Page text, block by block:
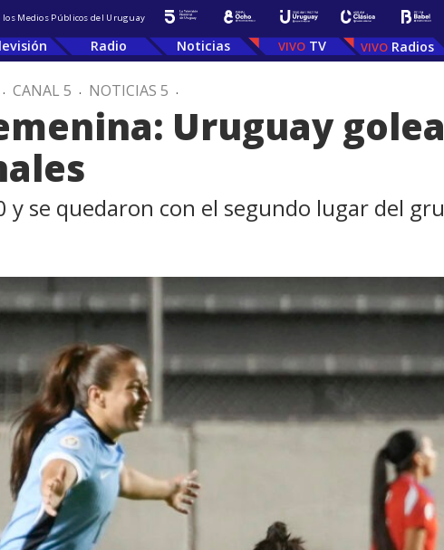
los Medios Públicos del Uruguay
Radio Noticias TV Radios
. CANAL 5 . NOTICIAS 5 .
Uruguay
y se quedaron con el segundo lugar del